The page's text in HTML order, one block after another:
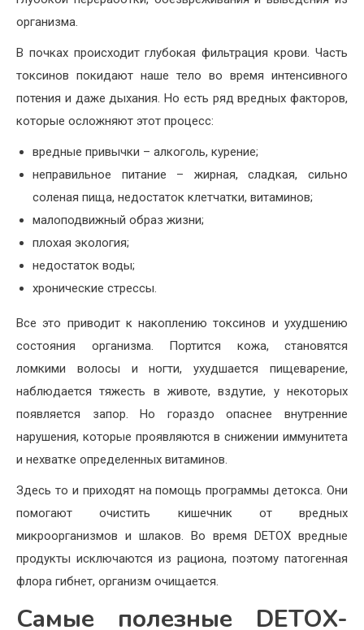
организма.
В почках происходит глубокая фильтрация крови. Часть
токсинов покидают наше тело во время интенсивного
потения и даже дыхания. Но есть ряд вредных факторов,
которые осложняют этот процесс:
вредные привычки – алкоголь, курение;
неправильное питание – жирная, сладкая, сильно
соленая пища, недостаток клетчатки, витаминов;
малоподвижный образ жизни;
плохая экология;
недостаток воды;
хронические стрессы.
Все это приводит к накоплению токсинов и ухудшению
состояния организма. Портится кожа, становятся
ломкими волосы и ногти, ухудшается пищеварение,
наблюдается тяжесть в животе, вздутие, у некоторых
появляется запор. Но гораздо опаснее внутренние
нарушения, которые проявляются в снижении иммунитета
и нехватке определенных витаминов.
Здесь то и приходят на помощь программы детокса. Они
помогают очистить кишечник от вредных
микроорганизмов и шлаков. Во время DETOX вредные
продукты исключаются из рациона, поэтому патогенная
флора гибнет, организм очищается.
Самые полезные DETOX-